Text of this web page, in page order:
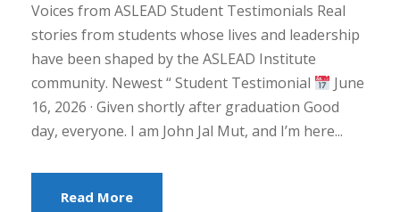
Voices from ASLEAD Student Testimonials Real
stories from students whose lives and leadership
have been shaped by the ASLEAD Institute
community. Newest “ Student Testimonial
June
16, 2026 · Given shortly after graduation Good
day, everyone. I am John Jal Mut, and I’m here...
Read More